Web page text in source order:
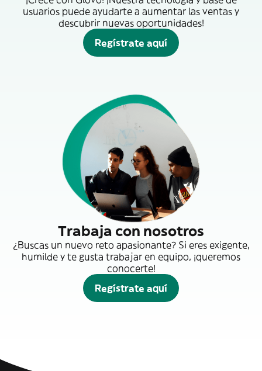
usuarios puede ayudarte a aumentar las ventas y
descubrir nuevas oportunidades!
Regístrate aquí
Trabaja con nosotros
¿Buscas un nuevo reto apasionante? Si eres exigente,
humilde y te gusta trabajar en equipo, ¡queremos
conocerte!
Regístrate aquí